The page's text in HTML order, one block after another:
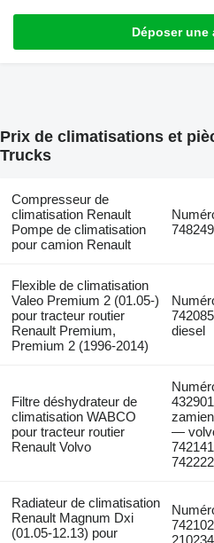
Déposer une
Prix de climatisations et
Trucks
Compresseur de
climatisation Renault
Pompe de climatisation
pour camion Renault
Flexible de climatisation
Valeo Premium 2 (01.05-)
pour tracteur routier
Renault Premium,
Premium 2 (1996-2014)
diesel
Filtre déshydrateur de
climatisation WABCO
pour tracteur routier
Renault Volvo
—
Radiateur de climatisation
Renault Magnum Dxi
(01.05-12.13) pour